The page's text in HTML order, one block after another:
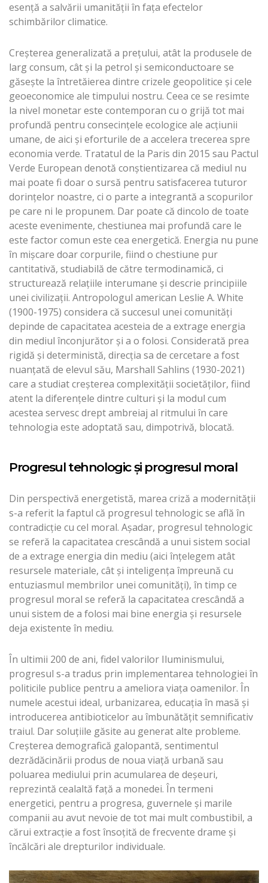
esență a salvării umanității în fața efectelor
schimbărilor climatice.
Creșterea generalizată a prețului, atât la produsele de
larg consum, cât și la petrol și semiconductoare se
găsește la întretăierea dintre crizele geopolitice și cele
geoeconomice ale timpului nostru. Ceea ce se resimte
la nivel monetar este contemporan cu o grijă tot mai
profundă pentru consecințele ecologice ale acțiunii
umane, de aici și eforturile de a accelera trecerea spre
economia verde. Tratatul de la Paris din 2015 sau Pactul
Verde European denotă conștientizarea că mediul nu
mai poate fi doar o sursă pentru satisfacerea tuturor
dorințelor noastre, ci o parte a integrantă a scopurilor
pe care ni le propunem. Dar poate că dincolo de toate
aceste evenimente, chestiunea mai profundă care le
este factor comun este cea energetică. Energia nu pune
în mișcare doar corpurile, fiind o chestiune pur
cantitativă, studiabilă de către termodinamică, ci
structurează relațiile interumane și descrie principiile
unei civilizații. Antropologul american Leslie A. White
(1900-1975) considera că succesul unei comunități
depinde de capacitatea acesteia de a extrage energia
din mediul înconjurător și a o folosi. Considerată prea
rigidă și deterministă, direcția sa de cercetare a fost
nuanțată de elevul său, Marshall Sahlins (1930-2021)
care a studiat creșterea complexității societăților, fiind
atent la diferențele dintre culturi și la modul cum
acestea servesc drept ambreiaj al ritmului în care
tehnologia este adoptată sau, dimpotrivă, blocată.
Progresul tehnologic și progresul moral
Din perspectivă energetistă, marea criză a modernității
s-a referit la faptul că progresul tehnologic se află în
contradicție cu cel moral. Așadar, progresul tehnologic
se referă la capacitatea crescândă a unui sistem social
de a extrage energia din mediu (aici înțelegem atât
resursele materiale, cât și inteligența împreună cu
entuziasmul membrilor unei comunități), în timp ce
progresul moral se referă la capacitatea crescândă a
unui sistem de a folosi mai bine energia și resursele
deja existente în mediu.
În ultimii 200 de ani, fidel valorilor Iluminismului,
progresul s-a tradus prin implementarea tehnologiei în
politicile publice pentru a ameliora viața oamenilor. În
numele acestui ideal, urbanizarea, educația în masă și
introducerea antibioticelor au îmbunătățit semnificativ
traiul. Dar soluțiile găsite au generat alte probleme.
Creșterea demografică galopantă, sentimentul
dezrădăcinării produs de noua viață urbană sau
poluarea mediului prin acumularea de deșeuri,
reprezintă cealaltă față a monedei. În termeni
energetici, pentru a progresa, guvernele și marile
companii au avut nevoie de tot mai mult combustibil, a
cărui extracție a fost însoțită de frecvente drame și
încălcări ale drepturilor individuale.